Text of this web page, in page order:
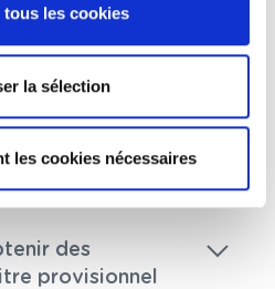
les cookies
la sélection
les cookies nécessaires
du Bâtonnier ?
procédure
du bâtonnier ?
des
provisionnel